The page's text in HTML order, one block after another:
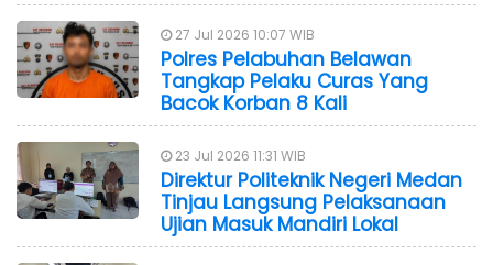
27 Jul 2026 10:07 WIB
Polres Pelabuhan Belawan
Tangkap Pelaku Curas Yang
Bacok Korban 8 Kali
23 Jul 2026 11:31 WIB
Direktur Politeknik Negeri Medan
Tinjau Langsung Pelaksanaan
Ujian Masuk Mandiri Lokal